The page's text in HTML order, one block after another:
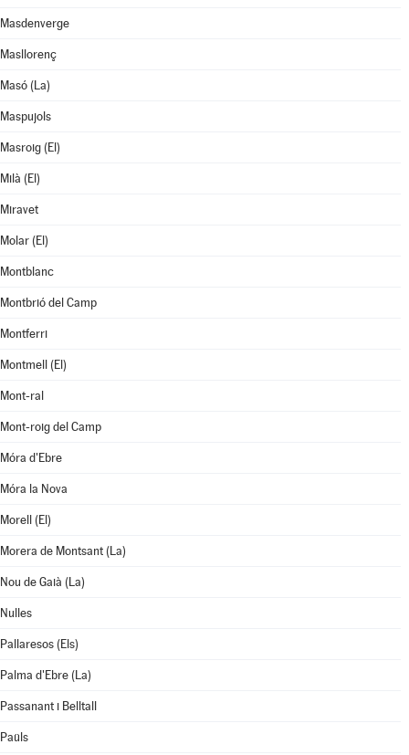
Masdenverge
Masllorenç
Masó (La)
Maspujols
Masroig (El)
Milà (El)
Miravet
Molar (El)
Montblanc
Montbrió del Camp
Montferri
Montmell (El)
Mont-ral
Mont-roig del Camp
Móra d'Ebre
Móra la Nova
Morell (El)
Morera de Montsant (La)
Nou de Gaià (La)
Nulles
Pallaresos (Els)
Palma d'Ebre (La)
Passanant i Belltall
Paüls